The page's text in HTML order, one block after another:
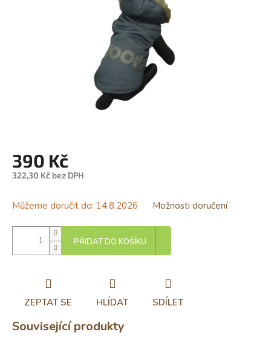
390 Kč
322,30 Kč bez DPH
cena:
Můžeme doručit do: 14.8.2026 Možnosti doručení
PŘIDAT DO KOŠÍKU
ZEPTAT SE HLÍDAT SDÍLET
Související produkty